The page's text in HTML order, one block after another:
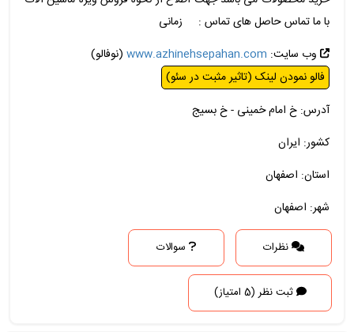
با ما تماس حاصل های تماس : زمانی
وب سایت: www.azhinehsepahan.com (نوفالو)
فالو نمودن لینک (تاثیر مثبت در سئو)
آدرس: خ امام خمینی - خ بسیج
کشور: ایران
استان: اصفهان
شهر: اصفهان
نظرات سوالات
ثبت نظر (5 امتیاز)